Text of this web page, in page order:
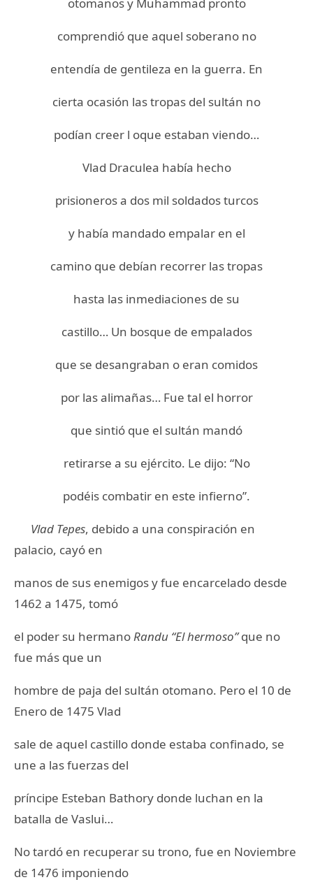
comprendió que aquel soberano no
entendía de gentileza en la guerra. En
cierta ocasión las tropas del sultán no
podían creer l oque estaban viendo…
Vlad Draculea había hecho
prisioneros a dos mil soldados turcos
y había mandado empalar en el
camino que debían recorrer las tropas
hasta las inmediaciones de su
castillo… Un bosque de empalados
que se desangraban o eran comidos
por las alimañas… Fue tal el horror
que sintió que el sultán mandó
retirarse a su ejército. Le dijo: “No
podéis combatir en este infierno”.
Vlad Tepes, debido a una conspiración en
palacio, cayó en
manos de sus enemigos y fue encarcelado desde
1462 a 1475, tomó
el poder su hermanoRandu “El hermoso”que no
fue más que un
hombre de paja del sultán otomano. Pero el 10 de
Enero de 1475 Vlad
sale de aquel castillo donde estaba confinado, se
une a las fuerzas del
príncipe Esteban Bathory donde luchan en la
batalla de Vaslui…
No tardó en recuperar su trono, fue en Noviembre
de 1476 imponiendo